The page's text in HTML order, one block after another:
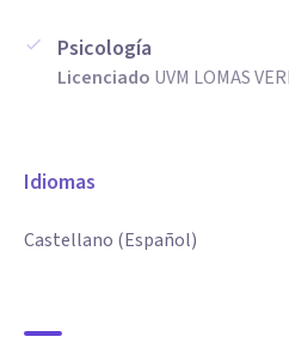
consigo mismo.
Psicología
Licenciado UVM LOMAS
Idiomas
Castellano (Español)